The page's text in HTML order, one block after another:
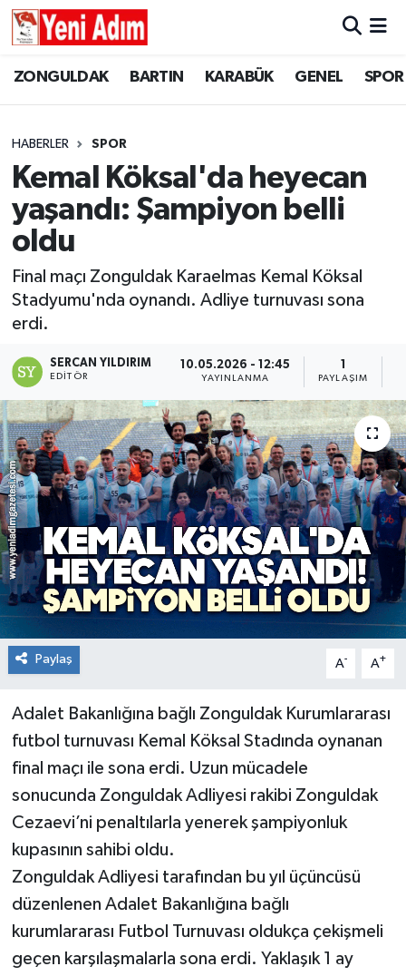
ZONGULDAK BARTIN KARABÜK GENEL SPOR
HABERLER SPOR
Kemal Köksal'da heyecan
yaşandı: Şampiyon belli
oldu
Final maçı Zonguldak Karaelmas Kemal Köksal
Stadyumu'nda oynandı. Adliye turnuvası sona
erdi.
SERCAN YILDIRIM
EDITÖR
10.05.2026 - 12:45
YAYINLANMA PAYLAŞIM
Paylaş A- A+
Adalet Bakanlığına bağlı Zonguldak Kurumlararası
futbol turnuvası Kemal Köksal Stadında oynanan
final maçı ile sona erdi. Uzun mücadele
sonucunda Zonguldak Adliyesi rakibi Zonguldak
Cezaevi’ni penaltılarla yenerek şampiyonluk
kupasının sahibi oldu.
Zonguldak Adliyesi tarafından bu yıl üçüncüsü
düzenlenen Adalet Bakanlığına bağlı
kurumlararası Futbol Turnuvası oldukça çekişmeli
geçen karşılaşmalarla sona erdi. Yaklaşık 1 ay
ZONGULDAK
GÜNCEL
SİYASET
RESMİ İLAN
ZONGULDAK
GENEL
SPOR
SİYASET
RESMİ İLAN
Künye
Zonguldak Hava Durumu
Tüm Manşetler
Son Dakika Haberleri
Haber Arşivi